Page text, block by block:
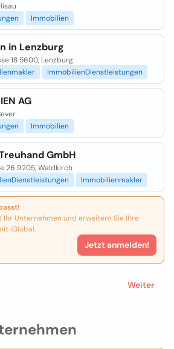
Immobilien
in Lenzburg
18 5600, Lenzburg
ImmobilienDienstleistungen
AG
Immobilien
GmbH
26 9205, Waldkirch
Immobilienmakler
Ihr Unternehmen und erweitern Sie Ihre
iGlobal.
Jetzt anmelden!
Weiter